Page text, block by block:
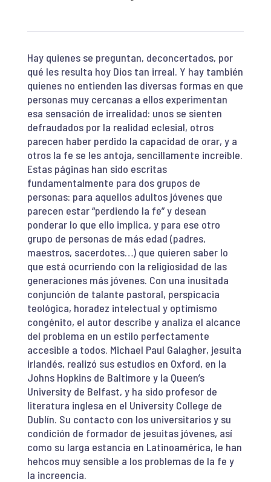
Hay quienes se preguntan, deconcertados, por
qué les resulta hoy Dios tan irreal. Y hay también
quienes no entienden las diversas formas en que
personas muy cercanas a ellos experimentan
esa sensación de irrealidad: unos se sienten
defraudados por la realidad eclesial, otros
parecen haber perdido la capacidad de orar, y a
otros la fe se les antoja, sencillamente increíble.
Estas páginas han sido escritas
fundamentalmente para dos grupos de
personas: para aquellos adultos jóvenes que
parecen estar “perdiendo la fe” y desean
ponderar lo que ello implica, y para ese otro
grupo de personas de más edad (padres,
maestros, sacerdotes…) que quieren saber lo
que está ocurriendo con la religiosidad de las
generaciones más jóvenes. Con una inusitada
conjunción de talante pastoral, perspicacia
teológica, horadez intelectual y optimismo
congénito, el autor describe y analiza el alcance
del problema en un estilo perfectamente
accesible a todos. Michael Paul Galagher, jesuita
irlandés, realizó sus estudios en Oxford, en la
Johns Hopkins de Baltimore y la Queen’s
University de Belfast, y ha sido profesor de
literatura inglesa en el University College de
Dublín. Su contacto con los universitarios y su
condición de formador de jesuitas jóvenes, así
como su larga estancia en Latinoamérica, le han
hehcos muy sensible a los problemas de la fe y
la increencia.